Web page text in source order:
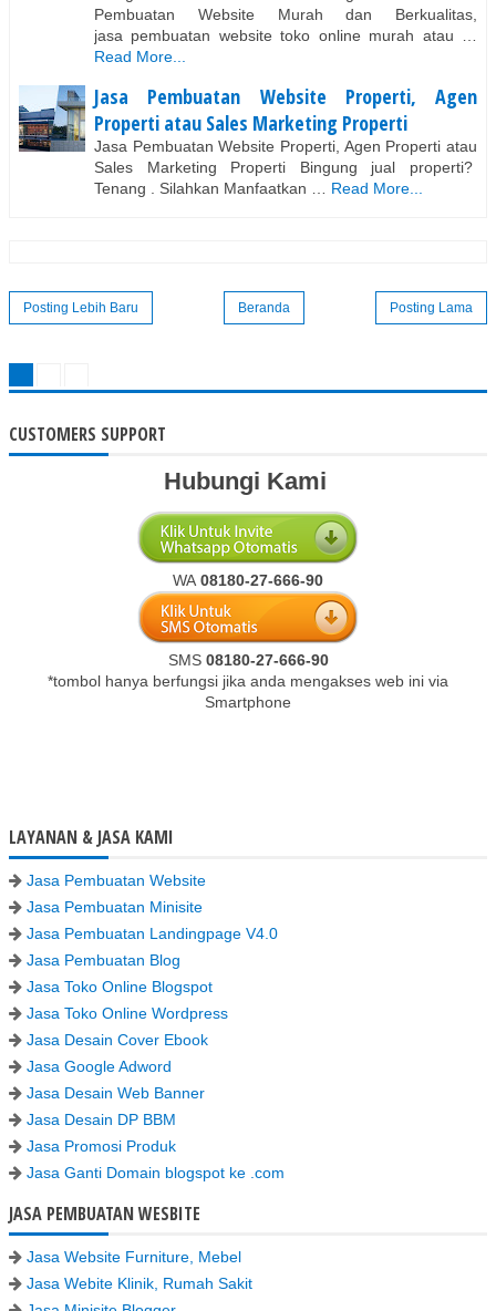
Pembuatan Website Murah dan Berkualitas,
jasa pembuatan website toko online murah atau …
Read More...
Jasa Pembuatan Website Properti, Agen
Properti atau Sales Marketing Properti
Jasa Pembuatan Website Properti, Agen Properti atau
Sales Marketing Properti Bingung jual properti?
Tenang . Silahkan Manfaatkan …
Read More...
Posting Lebih Baru Posting Lama
Beranda
CUSTOMERS SUPPORT
Hubungi Kami
WA 08180-27-666-90
SMS 08180-27-666-90
*tombol hanya berfungsi jika anda mengakses web ini via
Smartphone
LAYANAN & JASA KAMI
Jasa Pembuatan Website
Jasa Pembuatan Minisite
Jasa Pembuatan Landingpage V4.0
Jasa Pembuatan Blog
Jasa Toko Online Blogspot
Jasa Toko Online Wordpress
Jasa Desain Cover Ebook
Jasa Google Adword
Jasa Desain Web Banner
Jasa Desain DP BBM
Jasa Promosi Produk
Jasa Ganti Domain blogspot ke .com
JASA PEMBUATAN WESBITE
Jasa Website Furniture, Mebel
Jasa Webite Klinik, Rumah Sakit